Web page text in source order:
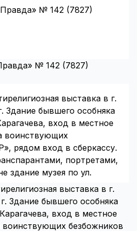
№ 142 (7827)
выставка в г.
Здание бывшего особняка
вход в местное
безбожников